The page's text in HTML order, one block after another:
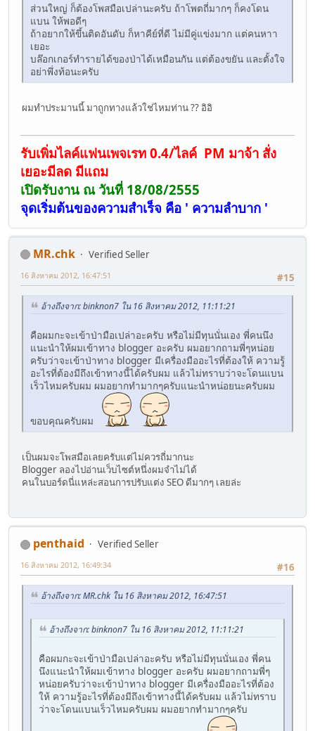
ส่วนใหญ่ ก็ต้องโพสมือเปล่านะครับ ถ้าโพตถี่มากๆ ก็คงโดน
แบน ให้พอดีๆ
ถ้าอยากให้ขึ้นติดอันดับ ก็หาคีย์ที่ดี ไม่มีคู่แข่งมาก แต่คนหาา
เยอะ
บล๊อกเกอร์ทำรายได้ของป่าได้เหมือนกัน แต่ต้องขยัน และตั้งใจ
อย่าพึ่งท้อนะครับ
ผมทำประมานนี้ มาถูกทางแล้วใช่ไหมท่าน ?? อิอิ
รับเพิ่มไลค์แฟนเพจเรท 0.4/ไลค์ PM มาจ้า สั่ง
เยอะมีลด มีแถม
เปิดรับงาน ณ วันที่ 18/08/2555
จุดเริ่มต้นของความสำเร็จ คือ ' ความลำบาก '
MR.chk
Verified Seller
#15
16 สิงหาคม 2012, 16:47:51
อ้างถึงจาก: binknon7 ใน 16 สิงหาคม 2012, 11:11:21
คือผมกะจะเข้าป่ามือเปล่าอะครับ หรือไม่มีทุนนั่นเอง พี่คนนึง
แนะนำให้ผมเข้าทาง blogger อะครับ ผมอยากถามพี่ๆหน่อย
ครับว่าจะเข้าป่าทาง blogger มีเครื่องมืออะไรที่ต้องให้ ความรู้
อะไรที่ต้องมีถึงเข้าทางนี้ได้ครับผม แล้วไม่ทราบว่าจะโดนแบน
เร็วไหมครับผม ผมอยากทำมากๆครับแนะนำหน่อยนะครับผม
ขอบคุณครับผม
เป็นผมจะโพสมือเลยครับแต่ไม่ควรถี่มากนะ
Blogger ลองไปอ่านเว็บไซต์หนึ่งผมจำไม่ได้
คนในบอร์ดนี่แหล่ะสอนการปรับแต่ง SEO ดีมากๆ เลยล่ะ
penthaid
Verified Seller
#16
16 สิงหาคม 2012, 16:49:34
อ้างถึงจาก: MR.chk ใน 16 สิงหาคม 2012, 16:47:51
อ้างถึงจาก: binknon7 ใน 16 สิงหาคม 2012, 11:11:21
คือผมกะจะเข้าป่ามือเปล่าอะครับ หรือไม่มีทุนนั่นเอง พี่คน
นึงแนะนำให้ผมเข้าทาง blogger อะครับ ผมอยากถามพี่ๆ
หน่อยครับว่าจะเข้าป่าทาง blogger มีเครื่องมืออะไรที่ต้อง
ให้ ความรู้อะไรที่ต้องมีถึงเข้าทางนี้ได้ครับผม แล้วไม่ทราบ
ว่าจะโดนแบนเร็วไหมครับผม ผมอยากทำมากๆครับ